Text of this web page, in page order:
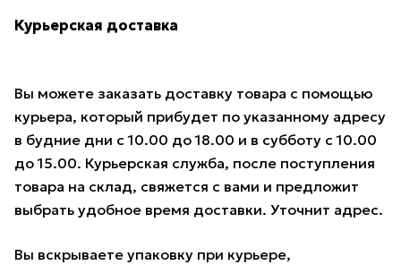
Курьерская доставка
Вы можете заказать доставку товара с помощью
курьера, который прибудет по указанному адресу
в будние дни с 10.00 до 18.00 и в субботу с 10.00
до 15.00. Курьерская служба, после поступления
товара на склад, свяжется с вами и предложит
выбрать удобное время доставки. Уточнит адрес.
Вы вскрываете упаковку при курьере,